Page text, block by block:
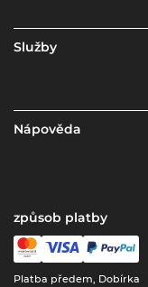
Služby
Nápověda
způsob platby
Platba předem, Dobírka